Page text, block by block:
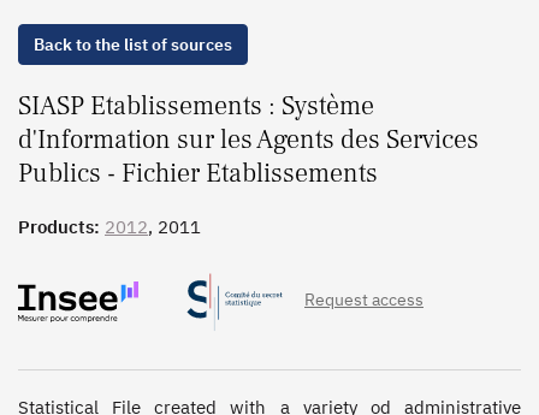
Back to the list of sources
SIASP Etablissements : Système
d'Information sur les Agents des Services
Publics - Fichier Etablissements
Products: 2012, 2011
Request access
Statistical File created with a variety od administrative